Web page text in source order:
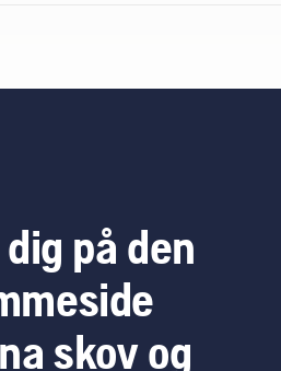
på den
skov og